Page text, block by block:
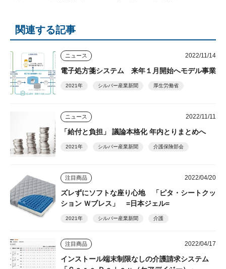
関連する記事
ニュース 2022/11/14
電子処方箋システム 来年１月開始へモデル事業
2021年 シルバー産業新聞 厚生労働省
ニュース 2022/11/11
「給付と負担」 議論本格化 年内とりまとめへ
2021年 シルバー産業新聞 介護保険部会
注目商品 2022/04/20
ズレずにソフトな座り心地 「ピタ・シートクッ
ション Ｗブレス」 =日本ジェル=
2021年 シルバー産業新聞 介護
注目商品 2022/04/17
インストール端末制限なしの介護請求システム